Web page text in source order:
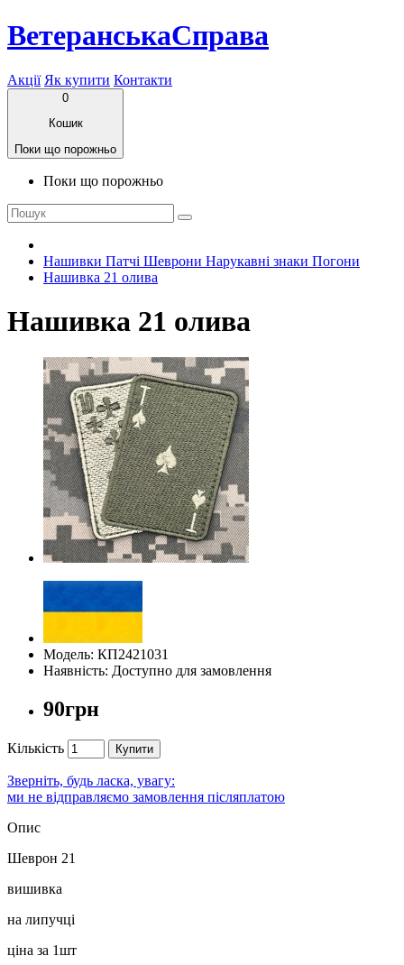
ВетеранськаСправа
Акції Як купити Контакти
0
Кошик
Поки що порожньо
Поки що порожньо
Нашивки Патчі Шеврони Нарукавні знаки Погони
Нашивка 21 олива
Нашивка 21 олива
Модель: КП2421031
Наявність: Доступно для замовлення
90грн
Кількість Купити
Зверніть, будь ласка, увагу:
ми не відправляємо замовлення післяплатою
Опис
Шеврон 21
вишивка
на липучці
ціна за 1шт